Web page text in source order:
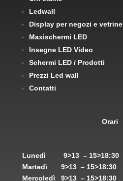
Ledwall
Display per negozi e vetrine
Maxischermi LED
Insegne LED Video
Schermi LED / Prodotti
Prezzi Led wall
Contatti
Orari
Lunedì 9>13 – 15>18:30
Martedì 9>13 – 15>18:30
Mercoledì 9>13 – 15>18:30